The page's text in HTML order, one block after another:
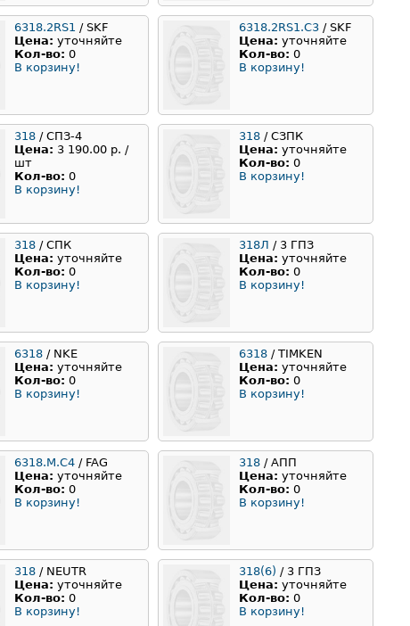
6318.2RS1 / SKF
Цена: уточняйте
Кол-во: 0
В корзину!
6318.2RS1.C3 / SKF
Цена: уточняйте
Кол-во: 0
В корзину!
318 / СПЗ-4
Цена: 3 190.00 р. /
шт
Кол-во: 0
В корзину!
318 / СЗПК
Цена: уточняйте
Кол-во: 0
В корзину!
318 / СПК
Цена: уточняйте
Кол-во: 0
В корзину!
318Л / 3 ГПЗ
Цена: уточняйте
Кол-во: 0
В корзину!
6318 / NKE
Цена: уточняйте
Кол-во: 0
В корзину!
6318 / TIMKEN
Цена: уточняйте
Кол-во: 0
В корзину!
6318.M.C4 / FAG
Цена: уточняйте
Кол-во: 0
В корзину!
318 / АПП
Цена: уточняйте
Кол-во: 0
В корзину!
318 / NEUTR
Цена: уточняйте
Кол-во: 0
В корзину!
318(6) / 3 ГПЗ
Цена: уточняйте
Кол-во: 0
В корзину!